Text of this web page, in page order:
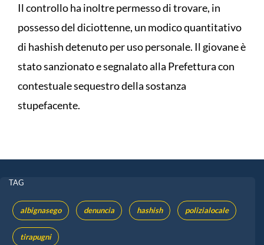
Il controllo ha inoltre permesso di trovare, in
possesso del diciottenne, un modico quantitativo
di hashish detenuto per uso personale. Il giovane è
stato sanzionato e segnalato alla Prefettura con
contestuale sequestro della sostanza
stupefacente.
TAG
albignasego denuncia hashish polizialocale
tirapugni